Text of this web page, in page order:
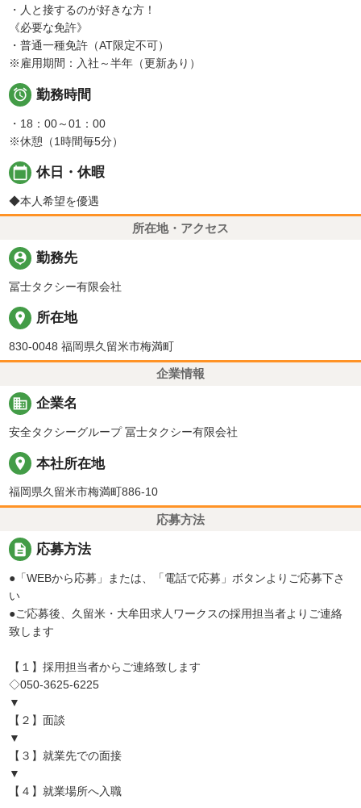
・人と接するのが好きな方！
《必要な免許》
・普通一種免許（AT限定不可）
※雇用期間：入社～半年（更新あり）
 勤務時間
・18：00～01：00
※休憩（1時間毎5分）
calendar_today 休日・休暇
◆本人希望を優遇
所在地・アクセス
person_pin 勤務先
冨士タクシー有限会社
place 所在地
830-0048 福岡県久留米市梅満町
企業情報
business 企業名
安全タクシーグループ 冨士タクシー有限会社
place 本社所在地
福岡県久留米市梅満町886-10
応募方法
description 応募方法
●「WEBから応募」または、「電話で応募」ボタンよりご応募下さ
い
●ご応募後、久留米・大牟田求人ワークスの採用担当者よりご連絡
致します
【１】採用担当者からご連絡致します
◇050-3625-6225
▼
【２】面談
▼
【３】就業先での面接
▼
【４】就業場所へ入職